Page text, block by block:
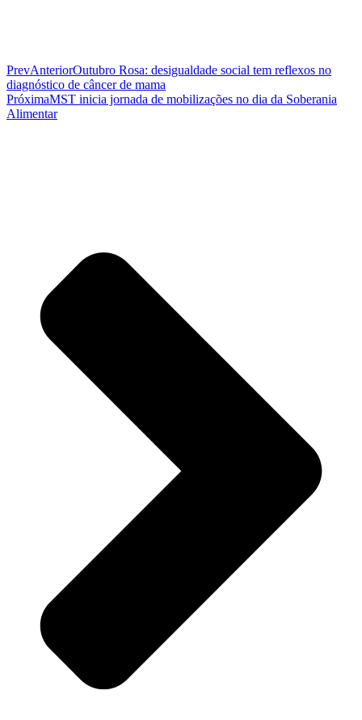
PrevAnteriorOutubro Rosa: desigualdade social tem reflexos no
diagnóstico de câncer de mama
PróximaMST inicia jornada de mobilizações no dia da Soberania
Alimentar